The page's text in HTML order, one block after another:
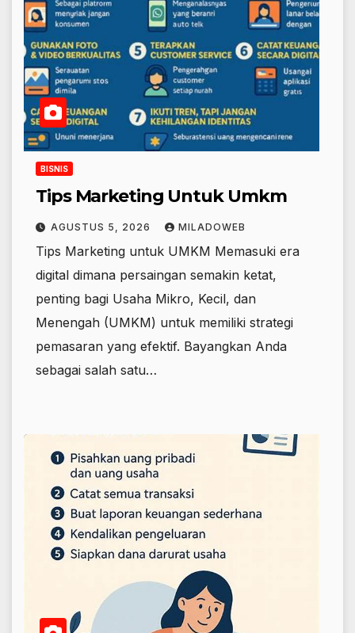
BISNIS
Tips Marketing Untuk Umkm
AGUSTUS 5, 2026 MILADOWEB
Tips Marketing untuk UMKM Memasuki era
digital dimana persaingan semakin ketat,
penting bagi Usaha Mikro, Kecil, dan
Menengah (UMKM) untuk memiliki strategi
pemasaran yang efektif. Bayangkan Anda
sebagai salah satu…